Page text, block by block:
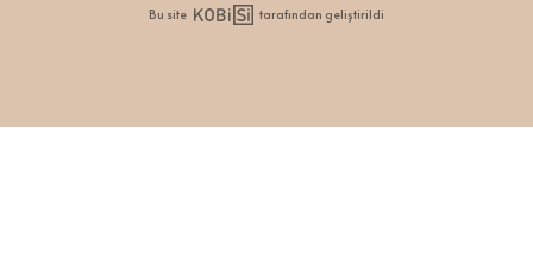
Bu site
tarafından geliştirildi